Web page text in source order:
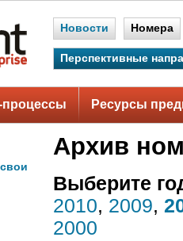
Новости Номера
Перспективные
процессы Ресурсы
Архив
Выберите
2010, 2009,
2000